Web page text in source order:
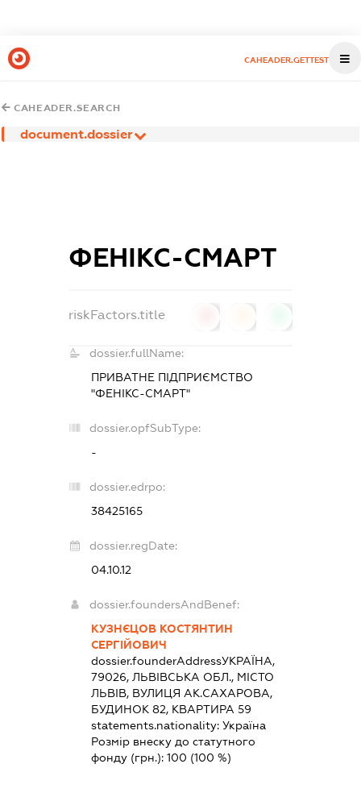
CAHEADER.GETTEST
CAHEADER.SEARCH
document.dossier
ФЕНІКС-СМАРТ
riskFactors.title
dossier.fullName:
ПРИВАТНЕ ПІДПРИЄМСТВО
"ФЕНІКС-СМАРТ"
dossier.opfSubType:
-
dossier.edrpo:
38425165
dossier.regDate:
04.10.12
dossier.foundersAndBenef:
КУЗНЄЦОВ КОСТЯНТИН
СЕРГІЙОВИЧ
dossier.founderAddressУКРАЇНА,
79026, ЛЬВІВСЬКА ОБЛ., МІСТО
ЛЬВІВ, ВУЛИЦЯ АК.САХАРОВА,
БУДИНОК 82, КВАРТИРА 59
statements.nationality: Україна
Розмір внеску до статутного
фонду (грн.): 100 (100 %)